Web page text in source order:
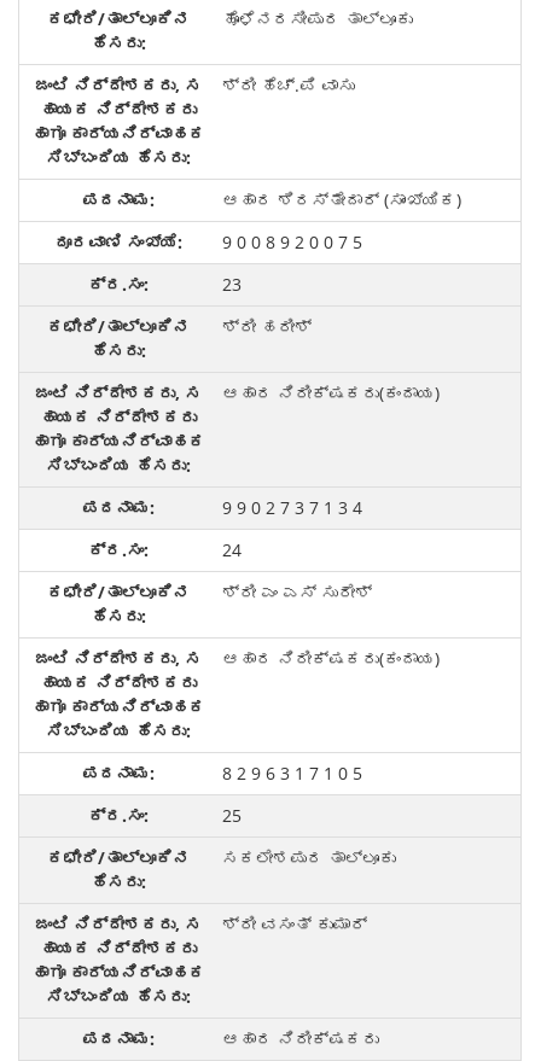
ಹೊಳೆನರಸೀಪುರ ತಾಲ್ಲೂಕು
ಶ್ರೀ ಹೆಚ್.ಪಿ ವಾಸು
ಆಹಾರ ಶಿರಸ್ತೇದಾರ್ (ಸಾಂಖ್ಯಿಕ)
9 0 0 8 9 2 0 0 7 5
23
ಶ್ರೀ ಹರೀಶ್
ಆಹಾರ ನಿರೀಕ್ಷಕರು(ಕಂದಾಯ)
9 9 0 2 7 3 7 1 3 4
24
ಶ್ರೀ ಎಂ ಎಸ್‌ ಸುರೇಶ್‌
ಆಹಾರ ನಿರೀಕ್ಷಕರು(ಕಂದಾಯ)
8 2 9 6 3 1 7 1 0 5
25
ಸಕಲೇಶಪುರ ತಾಲ್ಲೂಕು
ಶ್ರೀ ವಸಂತ್ ಕುಮಾರ್
ಆಹಾರ ನಿರೀಕ್ಷಕರು